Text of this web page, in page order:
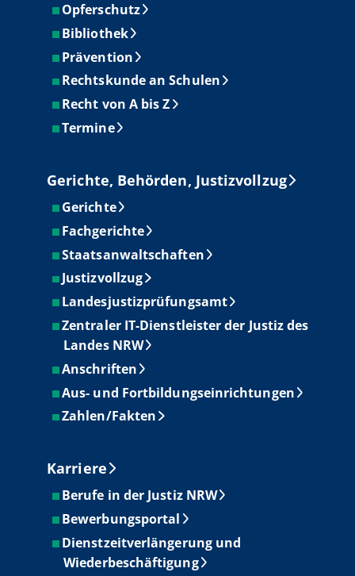
Opferschutz
Bibliothek
Prävention
Rechtskunde an Schulen
Recht von A bis Z
Termine
Gerichte, Behörden, Justizvollzug
Gerichte
Fachgerichte
Staatsanwaltschaften
Justizvollzug
Landesjustizprüfungsamt
Zentraler IT-Dienstleister der Justiz des
Landes NRW
Anschriften
Aus- und Fortbildungseinrichtungen
Zahlen/Fakten
Karriere
Berufe in der Justiz NRW
Bewerbungsportal
Dienstzeitverlängerung und
Wiederbeschäftigung